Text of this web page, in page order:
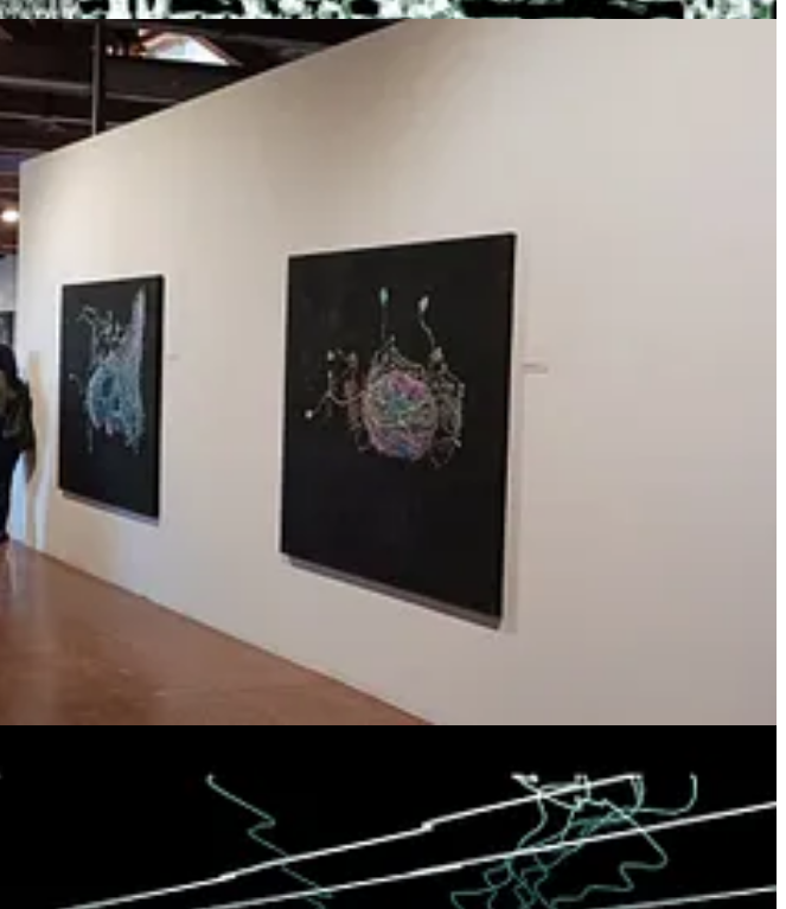
e visionaria:
ogni specie del pianeta, idealmente, in questo caso verrebbe salvata
corrisponde un suono ottenuto dalle sequenze del suo DNA.
Conservatorio di Venezia Davide Commone, vere e proprie rielaborazioni artistiche del
dell’Ottodix Ensemble.
l’Armillaria, il fungo più grande ed esteso del mondo, o il Deinococcus Radiodurans, un batterio
Moa, animale neozelandese estinto da due secoli, che qui riappare sotto forma di evocazione
, organizzati seguendo il ritmo delle sequenze del DNA di due specie della laguna